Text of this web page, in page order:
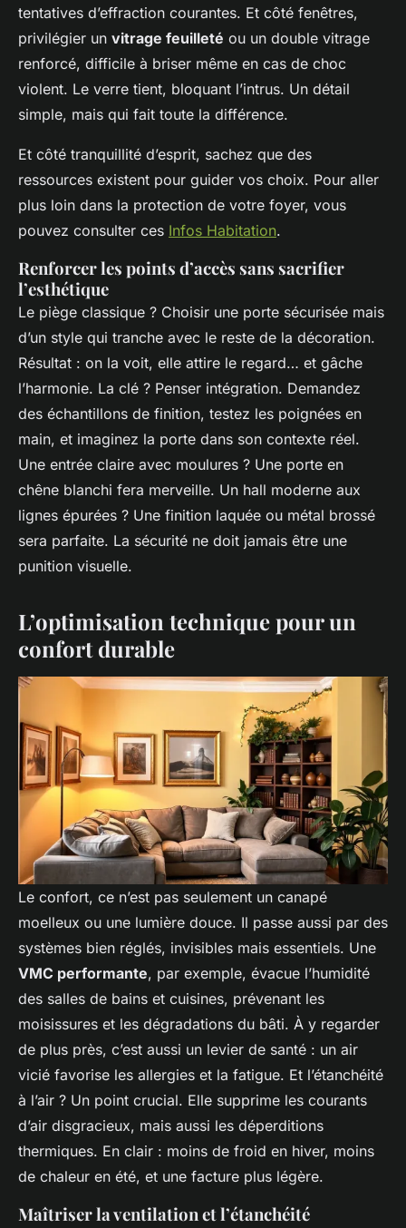
tentatives d’effraction courantes. Et côté fenêtres,
privilégier un vitrage feuilleté ou un double vitrage
renforcé, difficile à briser même en cas de choc
violent. Le verre tient, bloquant l’intrus. Un détail
simple, mais qui fait toute la différence.
Et côté tranquillité d’esprit, sachez que des
ressources existent pour guider vos choix. Pour aller
plus loin dans la protection de votre foyer, vous
pouvez consulter ces Infos Habitation.
Renforcer les points d’accès sans sacrifier
l’esthétique
Le piège classique ? Choisir une porte sécurisée mais
d’un style qui tranche avec le reste de la décoration.
Résultat : on la voit, elle attire le regard… et gâche
l’harmonie. La clé ? Penser intégration. Demandez
des échantillons de finition, testez les poignées en
main, et imaginez la porte dans son contexte réel.
Une entrée claire avec moulures ? Une porte en
chêne blanchi fera merveille. Un hall moderne aux
lignes épurées ? Une finition laquée ou métal brossé
sera parfaite. La sécurité ne doit jamais être une
punition visuelle.
L’optimisation technique pour un
confort durable
Le confort, ce n’est pas seulement un canapé
moelleux ou une lumière douce. Il passe aussi par des
systèmes bien réglés, invisibles mais essentiels. Une
VMC performante, par exemple, évacue l’humidité
des salles de bains et cuisines, prévenant les
moisissures et les dégradations du bâti. À y regarder
de plus près, c’est aussi un levier de santé : un air
vicié favorise les allergies et la fatigue. Et l’étanchéité
à l’air ? Un point crucial. Elle supprime les courants
d’air disgracieux, mais aussi les déperditions
thermiques. En clair : moins de froid en hiver, moins
de chaleur en été, et une facture plus légère.
Maîtriser la ventilation et l’étanchéité